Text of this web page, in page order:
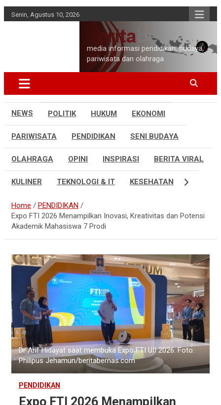
Skip
to
Senin, Agustus 10, 2026
media informasi pendidikan, budaya,
pariwisata dan olahraga
NEWS POLITIK HUKUM EKONOMI
PARIWISATA PENDIDIKAN SENI BUDAYA
OLAHRAGA OPINI INSPIRASI BERITA VIRAL
KULINER TEKNOLOGI & IT KESEHATAN
Home
PENDIDIKAN
Expo FTI 2026 Menampilkan Inovasi, Kreativitas dan Potensi
Akademik Mahasiswa 7 Prodi
Dr Arif Hidayat saat membuka Expo FTI UII 2026. Foto:
Philipus Jehamun/beritabernas.com
PENDIDIKAN
Expo FTI 2026 Menampilkan